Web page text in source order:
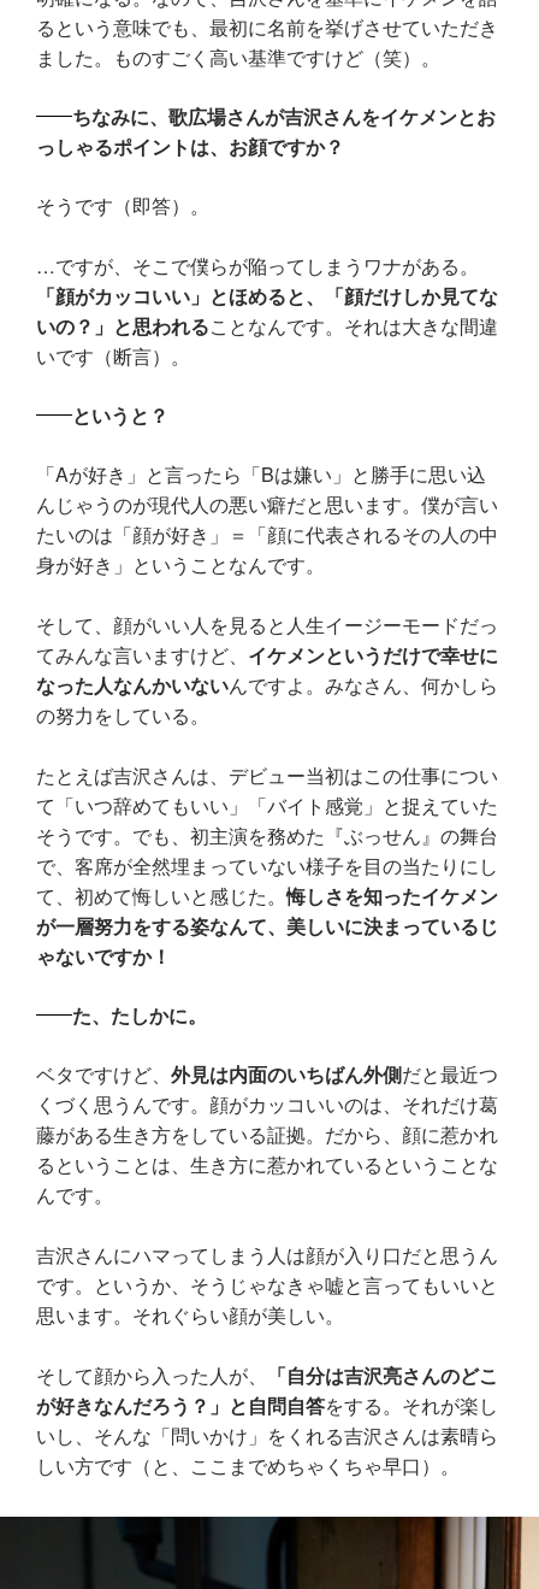
るという意味でも、最初に名前を挙げさせていただき
ました。ものすごく高い基準ですけど（笑）。
ちなみに、歌広場さんが吉沢さんをイケメンとお
っしゃるポイントは、お顔ですか？
そうです（即答）。
…ですが、そこで僕らが陥ってしまうワナがある。
「顔がカッコいい」とほめると、「顔だけしか見てな
いの？」と思われることなんです。それは大きな間違
いです（断言）。
というと？
「Aが好き」と言ったら「Bは嫌い」と勝手に思い込
んじゃうのが現代人の悪い癖だと思います。僕が言い
たいのは「顔が好き」＝「顔に代表されるその人の中
身が好き」ということなんです。
そして、顔がいい人を見ると人生イージーモードだっ
てみんな言いますけど、 イケメンというだけで幸せに
なった人なんかいないんですよ。みなさん、何かしら
の努力をしている。
たとえば吉沢さんは、デビュー当初はこの仕事につい
て「いつ辞めてもいい」「バイト感覚」と捉えていた
そうです。でも、初主演を務めた『ぶっせん』の舞台
で、客席が全然埋まっていない様子を目の当たりにし
て、初めて悔しいと感じた。悔しさを知ったイケメン
が一層努力をする姿なんて、美しいに決まっているじ
ゃないですか！
た、たしかに。
ベタですけど、 外見は内面のいちばん外側だと最近つ
くづく思うんです。顔がカッコいいのは、それだけ葛
藤がある生き方をしている証拠。だから、顔に惹かれ
るということは、生き方に惹かれているということな
んです。
吉沢さんにハマってしまう人は顔が入り口だと思うん
です。というか、そうじゃなきゃ嘘と言ってもいいと
思います。それぐらい顔が美しい。
そして顔から入った人が、
「自分は吉沢亮さんのどこ
が好きなんだろう？」と自問自答をする。それが楽し
いし、そんな「問いかけ」をくれる吉沢さんは素晴ら
しい方です（と、ここまでめちゃくちゃ早口）。